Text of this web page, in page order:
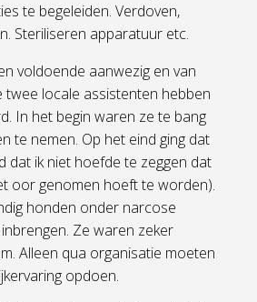
te begeleiden. Verdoven,
Steriliseren apparatuur etc.
voldoende aanwezig en van
twee locale assistenten hebben
In het begin waren ze te bang
te nemen. Op het eind ging dat
dat ik niet hoefde te zeggen dat
oor genomen hoeft te worden).
honden onder narcose
Ze waren zeker
Alleen qua organisatie moeten
opdoen.